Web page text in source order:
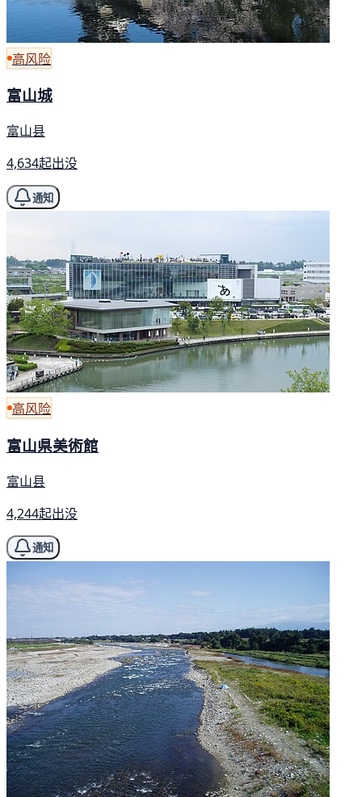
高风险
富山城
富山县
4,634起出没
通知
高风险
富山県美術館
富山县
4,244起出没
通知